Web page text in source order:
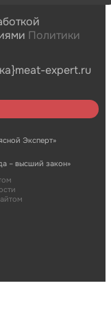
Политики
expert.ru
Эксперт»
– высший закон»